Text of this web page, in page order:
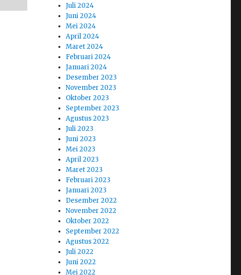
Juli 2024
Juni 2024
Mei 2024
April 2024
Maret 2024
Februari 2024
Januari 2024
Desember 2023
November 2023
Oktober 2023
September 2023
Agustus 2023
Juli 2023
Juni 2023
Mei 2023
April 2023
Maret 2023
Februari 2023
Januari 2023
Desember 2022
November 2022
Oktober 2022
September 2022
Agustus 2022
Juli 2022
Juni 2022
Mei 2022